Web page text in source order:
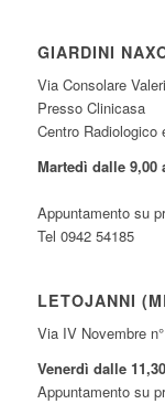
GIARDINI
Via Consolare
Presso Clinicasa
Centro
Martedì dalle 9,00
Appuntamento su
Tel 0942 54185
LETOJANNI
Via IV Novembre
Venerdì dalle
Appuntamento su